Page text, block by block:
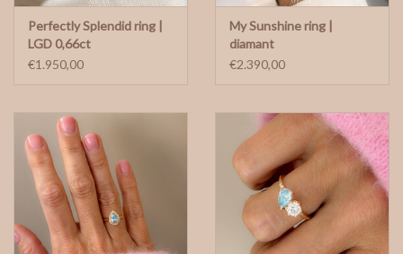
Perfectly Splendid ring |
LGD 0,66ct
€1.950,00
My Sunshine ring |
diamant
€2.390,00